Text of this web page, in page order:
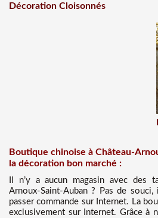
Décoration Cloisonnés
Boutique chinoise à Château-
la décoration bon marché :
Il n’y a aucun magasin avec des
Arnoux-Saint-Auban ? Pas de
passer commande sur Internet. La
exclusivement sur Internet. Grâce à